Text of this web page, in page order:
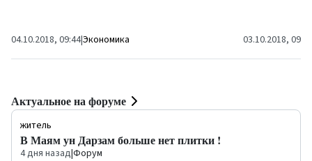
04.10.2018, 09:44|Экономика 03.10.2018, 09:23
Актуальное на форуме
житель
В Маям ун Дарзам больше нет плитки !
4 дня назад|Форум